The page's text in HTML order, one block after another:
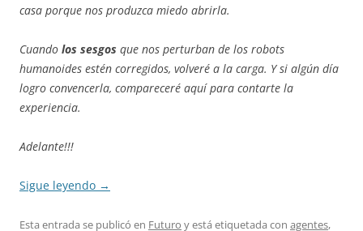
casa porque nos produzca miedo abrirla.
Cuando los sesgos que nos perturban de los robots
humanoides estén corregidos, volveré a la carga. Y si algún día
logro convencerla, compareceré aquí para contarte la
experiencia.
Adelante!!!
Sigue leyendo →
Esta entrada se publicó en Futuro y está etiquetada con agentes,